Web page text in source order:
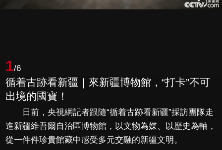
1/6
循着古跡看新疆｜來新疆博物館，“打卡”不可
出境的國寶！
日前，央視網記者跟隨“循着古跡看新疆”採訪團隊走
進新疆維吾爾自治區博物館，以文物為媒、以歷史為軸，
從一件件珍貴館藏中感受多元交融的新疆文明。